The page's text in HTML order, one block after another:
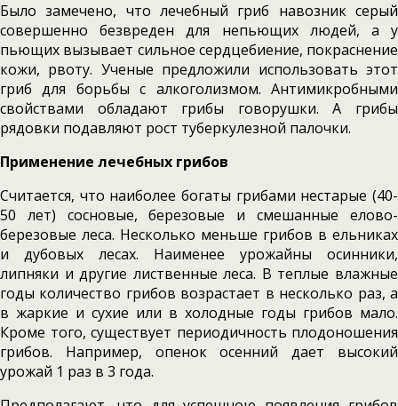
Было замечено, что лечебный гриб навозник серый
совершенно безвреден для непьющих людей, а у
пьющих вызывает сильное сердцебиение, по­краснение
кожи, рвоту. Ученые предложили использовать этот
гриб для борьбы с алкоголиз­мом. Антимикробными
свойствами обладают грибы говорушки. А грибы
рядовки подавля­ют рост туберкулезной палочки.
Применение лечебных грибов
Считается, что наиболее богаты грибами нестарые (40-
50 лет) сосновые, березовые и смешанные елово-
березовые леса. Несколько меньше грибов в ельниках
и дубовых лесах. Наименее урожайны осинники,
липняки и другие лиственные леса. В теплые влажные
годы количество грибов возрастает в несколь­ко раз, а
в жаркие и сухие или в холодные годы грибов мало.
Кроме того, существует перио­дичность плодоношения
грибов. Например, опенок осенний дает высокий
урожай 1 раз в 3 года.